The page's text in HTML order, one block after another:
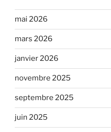
mai 2026
mars 2026
janvier 2026
novembre 2025
septembre 2025
juin 2025